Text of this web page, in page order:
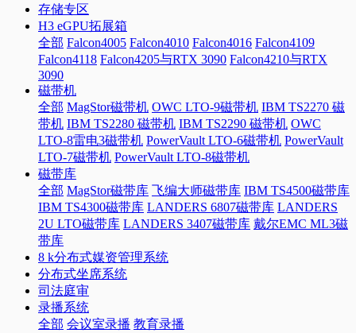
存储专区
H3 eGPU拓展箱
全部 Falcon4005 Falcon4010 Falcon4016 Falcon4109
Falcon4118 Falcon4205与RTX 3090 Falcon4210与RTX
3090
磁带机
全部 MagStor磁带机 OWC LTO-9磁带机 IBM TS2270 磁
带机 IBM TS2280 磁带机 IBM TS2290 磁带机 OWC
LTO-8雷电3磁带机 PowerVault LTO-6磁带机 PowerVault
LTO-7磁带机 PowerVault LTO-8磁带机
磁带库
全部 MagStor磁带库 飞编大师磁带库 IBM TS4500磁带库
IBM TS4300磁带库 LANDERS 6807磁带库 LANDERS
2U LTO磁带库 LANDERS 3407磁带库 戴尔EMC ML3磁
带库
8 k分布式媒资管理系统
分布式坐席系统
司法庭审
录播系统
全部 会议室录播 教育录播